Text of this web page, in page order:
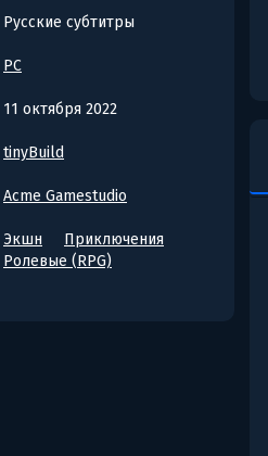
Русские субтитры
PC
11 октября 2022
tinyBuild
Acme Gamestudio
Экшн
Приключения
Ролевые (RPG)